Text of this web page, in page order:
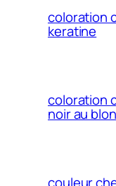
coloration
keratine
coloration
noir au